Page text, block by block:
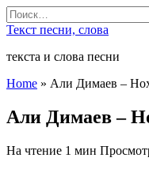
Перейти
к
Search
for:
Текст песни, слова
текста и слова песни
Home » Али Димаев –
Али Димаев –
На чтение 1 мин